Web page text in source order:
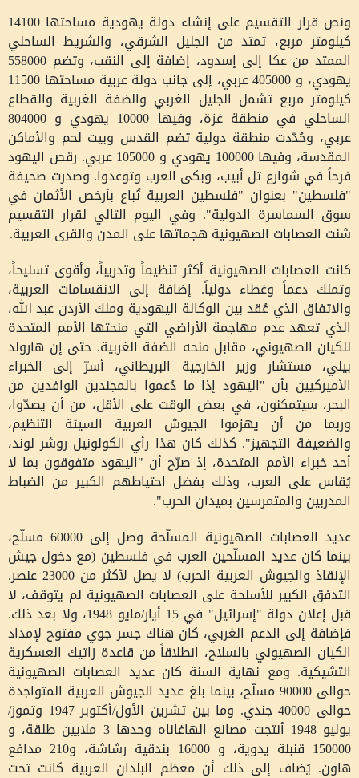
ونص قرار التقسيم على إنشاء دولة يهودية مساحتها 14100
كيلومتر مربع، تمتد من الجليل الشرقي، والشريط الساحلي
الممتد من عكا إلى إسدود، إضافة إلى النقب، وتضم 558000
يهودي، و 405000 عربي، إلى جانب دولة عربية مساحتها 11500
كيلومتر مربع تشمل الجليل الغربي والضفة الغربية والقطاع
الساحلي في منطقة غزة، وفيها 10000 يهودي و 804000
عربي، وحُدّدت منطقة دولية تضم القدس وبيت لحم والأماكن
المقدسة، وفيها 100000 يهودي و 105000 عربي. رقص اليهود
فرحاً في شوارع تل أبيب، وبكى العرب وتوعدوا. وصدرت صحيفة
"فلسطين" بعنوان "فلسطين العربية تُباع بأرخص الأثمان في
سوق السماسرة الدولية". وفي اليوم التالي لقرار التقسيم
شنت العصابات الصهيونية هجماتها على المدن والقرى العربية.
كانت العصابات الصهيونية أكثر تنظيماً وتدريباً، وأقوى تسليحاً،
وتملك دعماً وغطاء دولياً. إضافة إلى الانقسامات العربية،
والاتفاق الذي عُقد بين الوكالة اليهودية وملك الأردن عبد الله،
الذي تعهد عدم مهاجمة الأراضي التي منحتها الأمم المتحدة
للكيان الصهيوني، مقابل منحه الضفة الغربية. حتى إن هارولد
بيلي، مستشار وزير الخارجية البريطاني، أسرّ إلى الخبراء
الأميركيين بأن "اليهود إذا ما دُعموا بالمجندين الوافدين من
البحر، سيتمكنون، في بعض الوقت على الأقل، من أن يصدّوا،
وربما من أن يهزموا الجيوش العربية السيئة التنظيم،
والضعيفة التجهيز". كذلك كان هذا رأي الكولونيل روشر لوند،
أحد خبراء الأمم المتحدة، إذ صرّح أن "اليهود متفوقون بما لا
يُقاس على العرب، وذلك بفضل احتياطهم الكبير من الضباط
المدربين والمتمرسين بميدان الحرب".
عديد العصابات الصهيونية المسلّحة وصل إلى 60000 مسلّح،
بينما كان عديد المسلّحين العرب في فلسطين (مع دخول جيش
الإنقاذ والجيوش العربية الحرب) لا يصل لأكثر من 23000 عنصر.
التدفق الكبير للأسلحة على العصابات الصهيونية لم يتوقف، لا
قبل إعلان دولة "إسرائيل" في 15 أيار/مايو 1948، ولا بعد ذلك.
فإضافة إلى الدعم الغربي، كان هناك جسر جوي مفتوح لإمداد
الكيان الصهيوني بالسلاح، انطلاقاً من قاعدة زاتيك العسكرية
التشيكية. ومع نهاية السنة كان عديد العصابات الصهيونية
حوالى 90000 مسلّح، بينما بلغ عديد الجيوش العربية المتواجدة
حوالى 40000 جندي. وما بين تشرين الأول/أكتوبر 1947 وتموز/
يوليو 1948 أنتجت مصانع الهاغاناه وحدها 3 ملايين طلقة، و
150000 قنبلة يدوية، و 16000 بندقية رشاشة، و210 مدافع
هاون. يُضاف إلى ذلك أن معظم البلدان العربية كانت تحت